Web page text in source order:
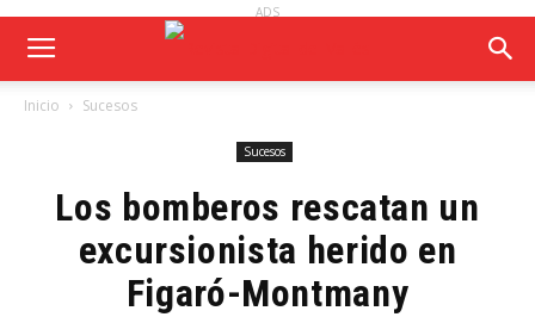
ADS
Inicio Sucesos
Sucesos
Los bomberos rescatan un
excursionista herido en
Figaró-Montmany